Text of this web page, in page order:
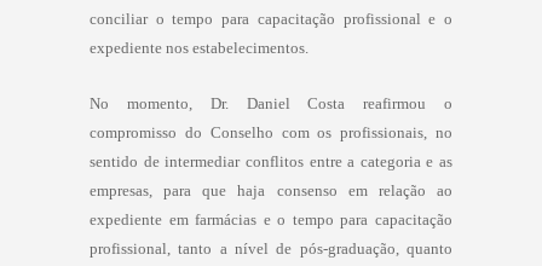
conciliar o tempo para capacitação profissional e o
expediente nos estabelecimentos.
No momento, Dr. Daniel Costa reafirmou o
compromisso do Conselho com os profissionais, no
sentido de intermediar conflitos entre a categoria e as
empresas, para que haja consenso em relação ao
expediente em farmácias e o tempo para capacitação
profissional, tanto a nível de pós-graduação, quanto